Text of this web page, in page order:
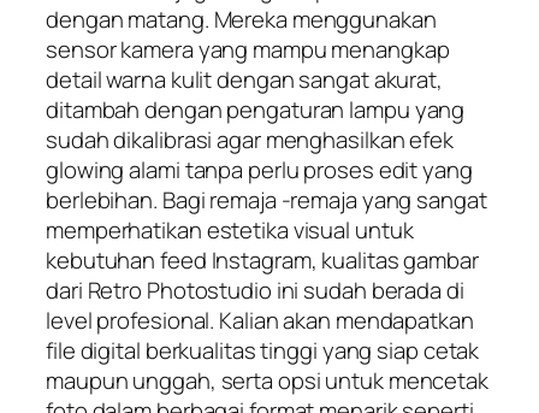
dengan matang. Mereka menggunakan
sensor kamera yang mampu menangkap
detail warna kulit dengan sangat akurat,
ditambah dengan pengaturan lampu yang
sudah dikalibrasi agar menghasilkan efek
glowing alami tanpa perlu proses edit yang
berlebihan. Bagi remaja -remaja yang sangat
memperhatikan estetika visual untuk
kebutuhan feed Instagram, kualitas gambar
dari Retro Photostudio ini sudah berada di
level profesional. Kalian akan mendapatkan
file digital berkualitas tinggi yang siap cetak
maupun unggah, serta opsi untuk mencetak